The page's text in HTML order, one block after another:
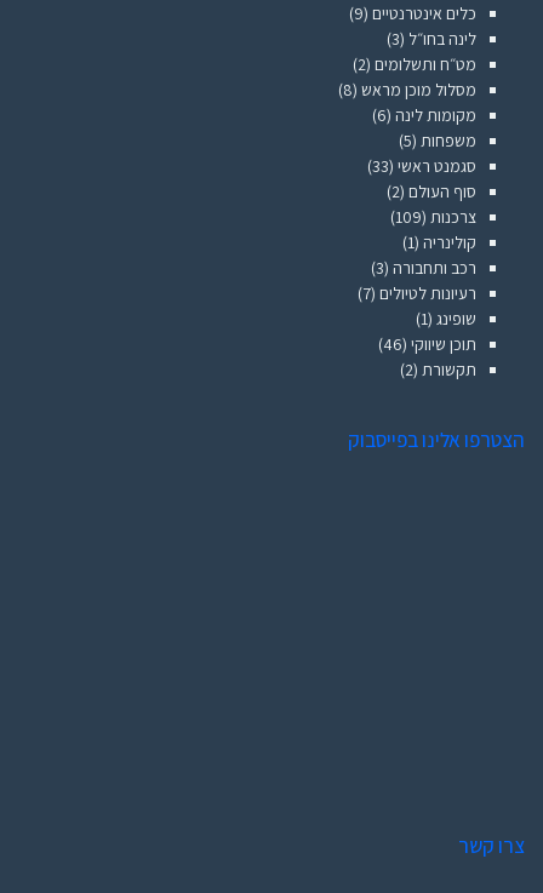
כלים אינטרנטיים (9)
לינה בחו״ל (3)
מט״ח ותשלומים (2)
מסלול מוכן מראש (8)
מקומות לינה (6)
משפחות (5)
סגמנט ראשי (33)
סוף העולם (2)
צרכנות (109)
קולינריה (1)
רכב ותחבורה (3)
רעיונות לטיולים (7)
שופינג (1)
תוכן שיווקי (46)
תקשורת (2)
הצטרפו אלינו בפייסבוק
צרו קשר